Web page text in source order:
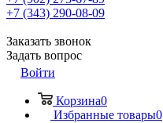
+7 (343) 290-08-09
Заказать звонок
Задать вопрос
Войти
Корзина0
Избранные товары0